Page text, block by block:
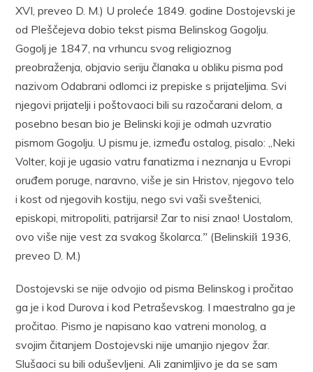
XVI, preveo D. M.) U proleće 1849. godine Dostojevski je
od Pleščejeva dobio tekst pisma Belinskog Gogolju.
Gogolj je 1847, na vrhuncu svog religioznog
preobraženja, objavio seriju članaka u obliku pisma pod
nazivom Odabrani odlomci iz prepiske s prijateljima. Svi
njegovi prijatelji i poštovaoci bili su razočarani delom, a
posebno besan bio je Belinski koji je odmah uzvratio
pismom Gogolju. U pismu je, između ostalog, pisalo: „Neki
Volter, koji je ugasio vatru fanatizma i neznanja u Evropi
oruđem poruge, naravno, više je sin Hristov, njegovo telo
i kost od njegovih kostiju, nego svi vaši sveštenici,
episkopi, mitropoliti, patrijarsi! Zar to nisi znao! Uostalom,
ovo više nije vest za svakog školarca.ˮ (Belinskiй 1936,
preveo D. M.)
Dostojevski se nije odvojio od pisma Belinskog i pročitao
ga je i kod Durova i kod Petraševskog. I maestralno ga je
pročitao. Pismo je napisano kao vatreni monolog, a
svojim čitanjem Dostojevski nije umanjio njegov žar.
Slušaoci su bili oduševljeni. Ali zanimljivo je da se sam